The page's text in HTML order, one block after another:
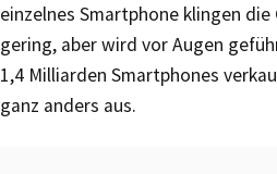
einzelnes Smartphone klingen
gering, aber wird vor Augen
1,4 Milliarden Smartphones
ganz anders aus.